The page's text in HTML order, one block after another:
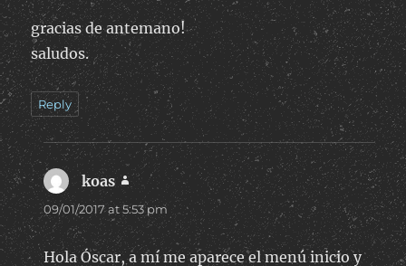
gracias de antemano!
saludos.
Reply
koas says:
09/01/2017 at 5:53 pm
Hola Óscar, a mí me aparece el menú inicio y